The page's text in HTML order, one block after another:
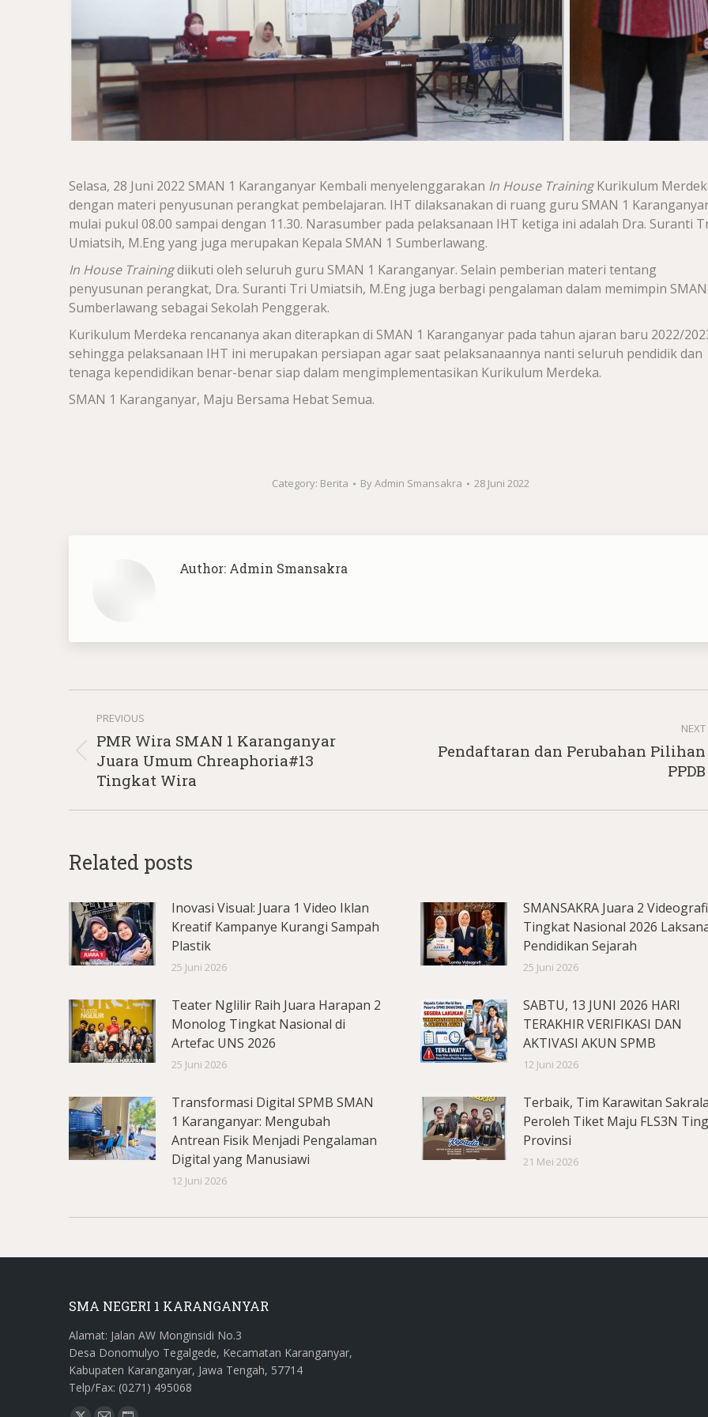
Selasa, 28 Juni 2022 SMAN 1 Karanganyar Kembali menyelenggarakan In House TrainingKurikulum
dengan materi penyusunan perangkat pembelajaran. IHT dilaksanakan di ruang guru SMAN 1
mulai pukul 08.00 sampai dengan 11.30. Narasumber pada pelaksanaan IHT ketiga ini adalah Dra. Suranti
Umiatsih, M.Eng yang juga merupakan Kepala SMAN 1 Sumberlawang.
In House Trainingdiikuti oleh seluruh guru SMAN 1 Karanganyar. Selain pemberian materi tentang
penyusunan perangkat, Dra. Suranti Tri Umiatsih, M.Eng juga berbagi pengalaman dalam memimpin
Sumberlawang sebagai Sekolah Penggerak.
Kurikulum Merdeka rencananya akan diterapkan di SMAN 1 Karanganyar pada tahun ajaran baru 2022/
sehingga pelaksanaan IHT ini merupakan persiapan agar saat pelaksanaannya nanti seluruh pendidik dan
tenaga kependidikan benar-benar siap dalam mengimplementasikan Kurikulum Merdeka.
SMAN 1 Karanganyar, Maju Bersama Hebat Semua.
Category: Berita ByAdmin Smansakra 28 Juni 2022
Author: Admin Smansakra
Post
navigation
PREVIOUS
Previous
post:
PMR Wira SMAN 1 Karanganyar
Juara Umum Chreaphoria#13
Tingkat Wira
NEXT
Next
Pendaftaran dan Perubahan Pilihan
PPDB
Related posts
Inovasi Visual: Juara 1 Video Iklan
Kreatif Kampanye Kurangi Sampah
Plastik
25 Juni 2026
SMANSAKRA Juara 2 Videografi
Tingkat Nasional 2026
Pendidikan Sejarah
25 Juni 2026
Teater Nglilir Raih Juara Harapan 2
Monolog Tingkat Nasional di
Artefac UNS 2026
25 Juni 2026
SABTU, 13 JUNI 2026 HARI
TERAKHIR VERIFIKASI DAN
AKTIVASI AKUN SPMB
12 Juni 2026
Transformasi Digital SPMB SMAN
1 Karanganyar: Mengubah
Antrean Fisik Menjadi Pengalaman
Digital yang Manusiawi
12 Juni 2026
Terbaik, Tim Karawitan
Peroleh Tiket Maju FLS3N
Provinsi
21 Mei 2026
SMA NEGERI 1 KARANGANYAR
Alamat: Jalan AW Monginsidi No.3
Desa Donomulyo Tegalgede, Kecamatan Karanganyar,
Kabupaten Karanganyar, Jawa Tengah, 57714
Telp/Fax: (0271) 495068
Find us on: